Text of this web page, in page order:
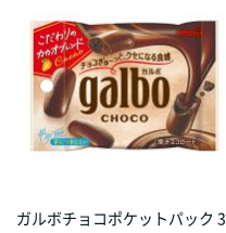
ガルボチョコポケットパック 3